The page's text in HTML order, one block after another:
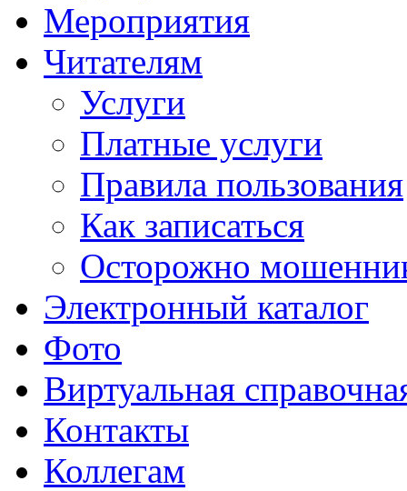
Мероприятия
Читателям
Услуги
Платные услуги
Правила пользования
Как записаться
Осторожно
Электронный каталог
Фото
Виртуальная
Контакты
Коллегам